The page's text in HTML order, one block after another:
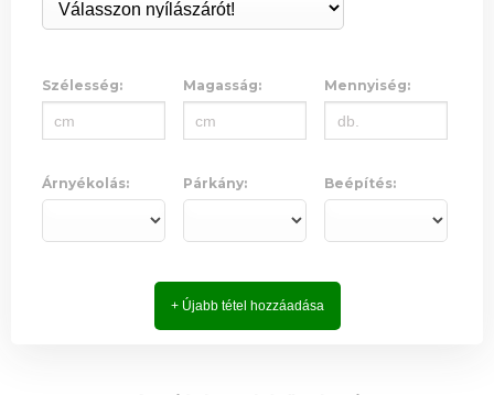
Szélesség: Magasság: Mennyiség:
Árnyékolás: Párkány: Beépítés:
+ Újabb tétel hozzáadása